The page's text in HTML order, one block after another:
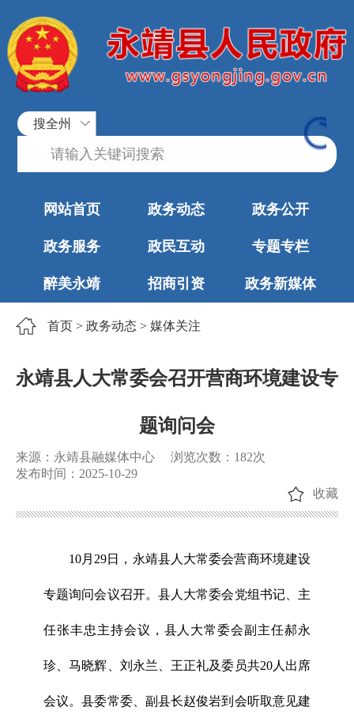
搜全州
网站首页 政务动态 政务公开
政务服务 政民互动 专题专栏
醉美永靖 招商引资 政务新媒体
首页 > 政务动态 > 媒体关注
永靖县人大常委会召开营商环境建设专
题询问会
来源：永靖县融媒体中心 浏览次数： 182次
发布时间：2025-10-29
收藏
10月29日，永靖县人大常委会营商环境建设
专题询问会议召开。县人大常委会党组书记、主
任张丰忠主持会议，县人大常委会副主任郝永
珍、马晓辉、刘永兰、王正礼及委员共20人出席
会议。县委常委、副县长赵俊岩到会听取意见建